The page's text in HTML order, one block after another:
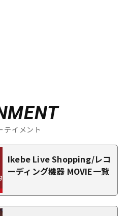
テイメント
Ikebe Live Shopping/レコ
ーディング機器 MOVIE一覧